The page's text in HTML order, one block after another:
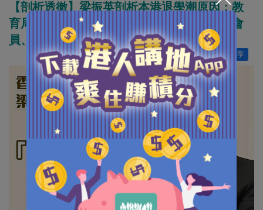
【剖析透徹】梁振英剖析本港退學潮原因：教
育局拒公開失德教師名單、教協不處分失德會
員、環境不安全、家長唯有把學生帶走
分享
讚好 67